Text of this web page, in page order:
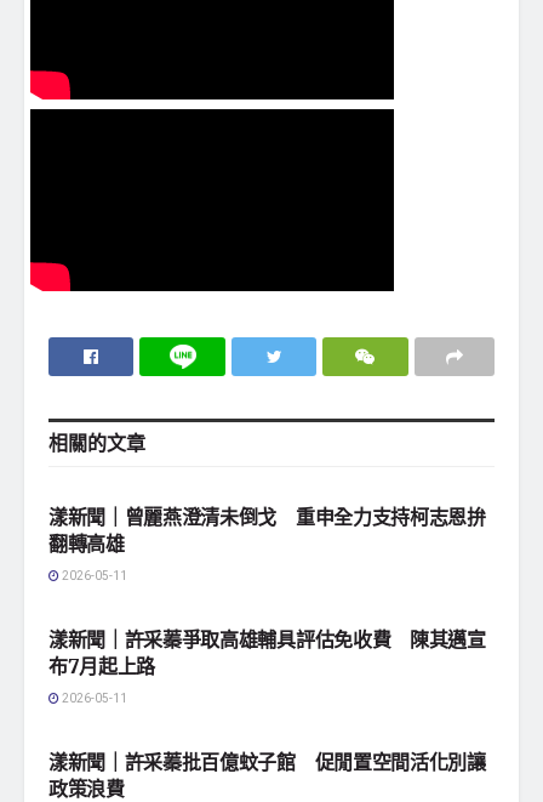
相關的文章
漾新聞｜曾麗燕澄清未倒戈 重申全力支持柯志恩拚
翻轉高雄
2026-05-11
漾新聞｜許采蓁爭取高雄輔具評估免收費 陳其邁宣
布7月起上路
2026-05-11
漾新聞｜許采蓁批百億蚊子館 促閒置空間活化別讓
政策浪費